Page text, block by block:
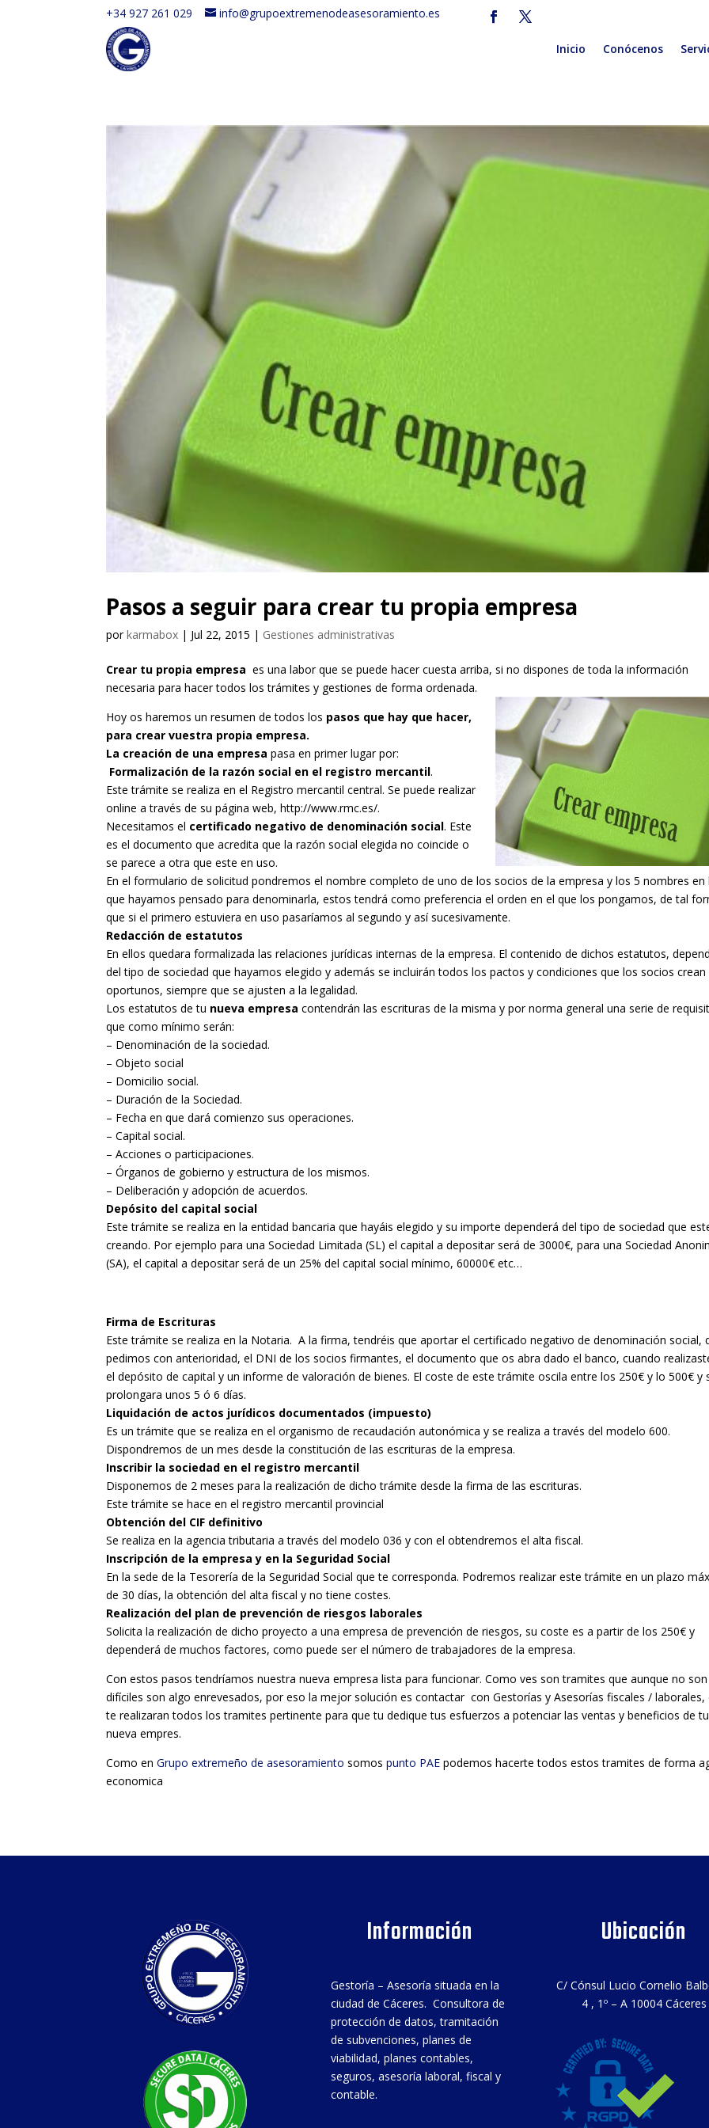
+34 927 261 029 info@grupoextremenodeasesoramiento.es
Inicio Conócenos
Pasos a seguir para crear tu propia empresa
porkarmabox | Jul 22, 2015 | Gestiones administrativas
Crear tu propia empresa es una labor que se puede hacer cuesta arriba, si no dispones de toda la información
necesaria para hacer todos los trámites y gestiones de forma ordenada.
Hoy os haremos un resumen de todos los pasos que hay que hacer,
para crear vuestra propia empresa.
La creación de una empresa pasa en primer lugar por:
Formalización de la razón social en el registro mercantil.
Este trámite se realiza en el Registro mercantil central. Se puede realizar
online a través de su página web, http://www.rmc.es/.
Necesitamos el certificado negativo de denominación social. Este
es el documento que acredita que la razón social elegida no coincide o
se parece a otra que este en uso.
En el formulario de solicitud pondremos el nombre completo de uno de los socios de la empresa y los 5 nombres en
que hayamos pensado para denominarla, estos tendrá como preferencia el orden en el que los pongamos, de tal
que si el primero estuviera en uso pasaríamos al segundo y así sucesivamente.
Redacción de estatutos
En ellos quedara formalizada las relaciones jurídicas internas de la empresa. El contenido de dichos estatutos,
del tipo de sociedad que hayamos elegido y además se incluirán todos los pactos y condiciones que los socios crean
oportunos, siempre que se ajusten a la legalidad.
Los estatutos de tu nueva empresa contendrán las escrituras de la misma y por norma general una serie de
que como mínimo serán:
– Denominación de la sociedad.
– Objeto social
– Domicilio social.
– Duración de la Sociedad.
– Fecha en que dará comienzo sus operaciones.
– Capital social.
– Acciones o participaciones.
– Órganos de gobierno y estructura de los mismos.
– Deliberación y adopción de acuerdos.
Depósito del capital social
Este trámite se realiza en la entidad bancaria que hayáis elegido y su importe dependerá del tipo de sociedad que
creando. Por ejemplo para una Sociedad Limitada (SL) el capital a depositar será de 3000€, para una Sociedad
(SA), el capital a depositar será de un 25% del capital social mínimo, 60000€ etc…
Firma de Escrituras
Este trámite se realiza en la Notaria. A la firma, tendréis que aportar el certificado negativo de denominación social,
pedimos con anterioridad, el DNI de los socios firmantes, el documento que os abra dado el banco, cuando
el depósito de capital y un informe de valoración de bienes. El coste de este trámite oscila entre los 250€ y lo 500€ y
prolongara unos 5 ó 6 días.
Liquidación de actos jurídicos documentados (impuesto)
Es un trámite que se realiza en el organismo de recaudación autonómica y se realiza a través del modelo 600.
Dispondremos de un mes desde la constitución de las escrituras de la empresa.
Inscribir la sociedad en el registro mercantil
Disponemos de 2 meses para la realización de dicho trámite desde la firma de las escrituras.
Este trámite se hace en el registro mercantil provincial
Obtención del CIF definitivo
Se realiza en la agencia tributaria a través del modelo 036 y con el obtendremos el alta fiscal.
Inscripción de la empresa y en la Seguridad Social
En la sede de la Tesorería de la Seguridad Social que te corresponda. Podremos realizar este trámite en un plazo
de 30 días, la obtención del alta fiscal y no tiene costes.
Realización del plan de prevención de riesgos laborales
Solicita la realización de dicho proyecto a una empresa de prevención de riesgos, su coste es a partir de los 250€ y
dependerá de muchos factores, como puede ser el número de trabajadores de la empresa.
Con estos pasos tendríamos nuestra nueva empresa lista para funcionar. Como ves son tramites que aunque no son
difíciles son algo enrevesados, por eso la mejor solución es contactar con Gestorías y Asesorías fiscales / laborales,
te realizaran todos los tramites pertinente para que tu dedique tus esfuerzos a potenciar las ventas y beneficios de tu
nueva empres.
Como enGrupo extremeño de asesoramiento somospunto PAE podemos hacerte todos estos tramites de forma
economica
Información
Gestoría – Asesoría situada en la
ciudad de Cáceres. Consultora de
protección de datos, tramitación
de subvenciones, planes de
viabilidad, planes contables,
seguros, asesoría laboral, fiscal y
contable.
Ubicación
C/ Cónsul Lucio Cornelio
4 , 1º – A 10004 Cáceres